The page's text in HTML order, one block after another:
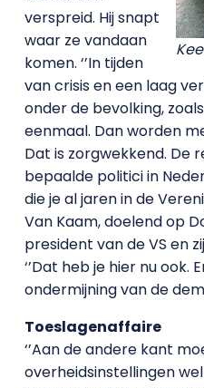
verspreid. Hij snapt
waar ze vandaan
komen. ‘’In tijden
van crisis en een laag
onder de bevolking,
eenmaal. Dan worden
Dat is zorgwekkend. De
bepaalde politici in
die je al jaren in de
Van Kaam, doelend op
president van de VS en
‘’Dat heb je hier nu ook.
ondermijning van de
Toeslagenaffaire
‘’Aan de andere kant
overheidsinstellingen